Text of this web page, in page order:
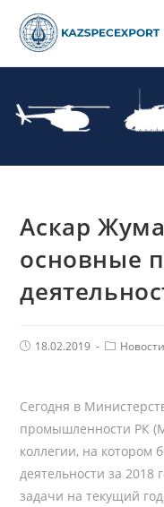
content
Аскар
основные
Post18.02.2019
PostНовости
Сегодня в
промышленности РК
коллегии, на котором
деятельности за
задачи на текущий